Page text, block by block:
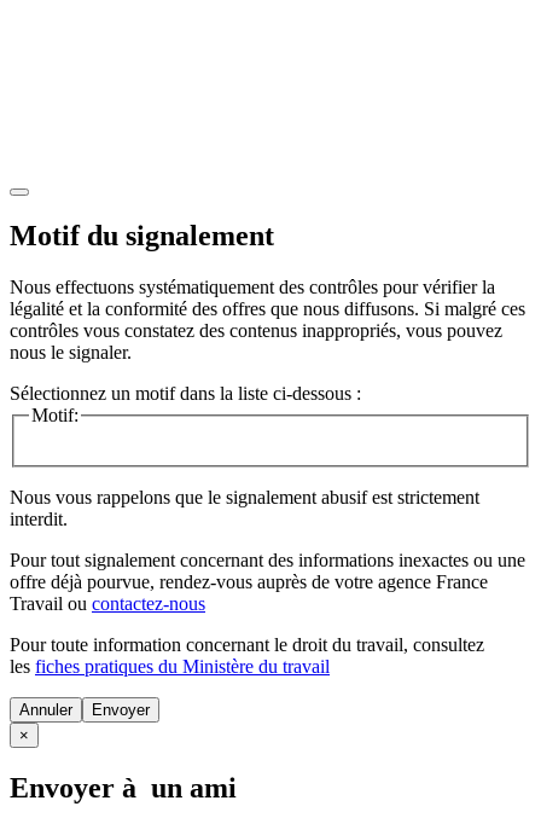
Motif du signalement
Nous effectuons systématiquement des contrôles pour vérifier la
légalité et la conformité des offres que nous diffusons. Si malgré ces
contrôles vous constatez des contenus inappropriés, vous pouvez
nous le signaler.
Sélectionnez un motif dans la liste ci-dessous :
Motif:
Nous vous rappelons que le signalement abusif est strictement
interdit.
Pour tout signalement concernant des informations inexactes ou une
offre déjà pourvue, rendez-vous auprès de votre agence France
Travail ou contactez-nous
Pour toute information concernant le droit du travail, consultez
les fiches pratiques du Ministère du travail
Annuler
×
Envoyer à un ami